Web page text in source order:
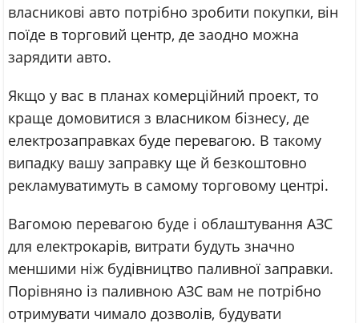
власникові авто потрібно зробити покупки, він
поїде в торговий центр, де заодно можна
зарядити авто.
Якщо у вас в планах комерційний проект, то
краще домовитися з власником бізнесу, де
електрозаправках буде перевагою. В такому
випадку вашу заправку ще й безкоштовно
рекламуватимуть в самому торговому центрі.
Вагомою перевагою буде і облаштування АЗС
для електрокарів, витрати будуть значно
меншими ніж будівництво паливної заправки.
Порівняно із паливною АЗС вам не потрібно
отримувати чимало дозволів, будувати